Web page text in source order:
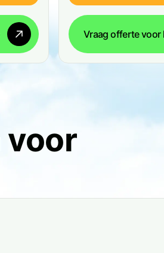
Vraag offerte voor
voor